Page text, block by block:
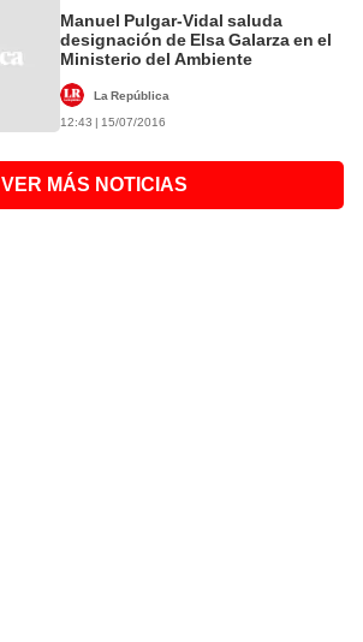
Manuel Pulgar-Vidal saluda
designación de Elsa Galarza en el
Ministerio del Ambiente
La República
12:43 | 15/07/2016
VER MÁS NOTICIAS